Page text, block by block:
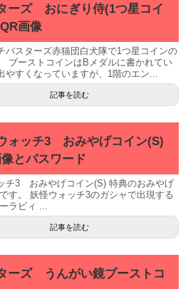
ーズ おにぎり侍(1つ星コイ
画像
バスターズ赤猫団白犬隊で1つ星コインの
ブーストコインはBメダルに書かれてい
やすくなっていますが、1階のエン...
記事を読む
ォッチ3 おみやげコイン(S)
とパスワード
チ3 おみやげコイン(S) 特典のおみやげ
す。 妖怪ウォッチ3のガシャで出現する
ラビィ ...
記事を読む
ーズ うんがい鏡ブーストコ